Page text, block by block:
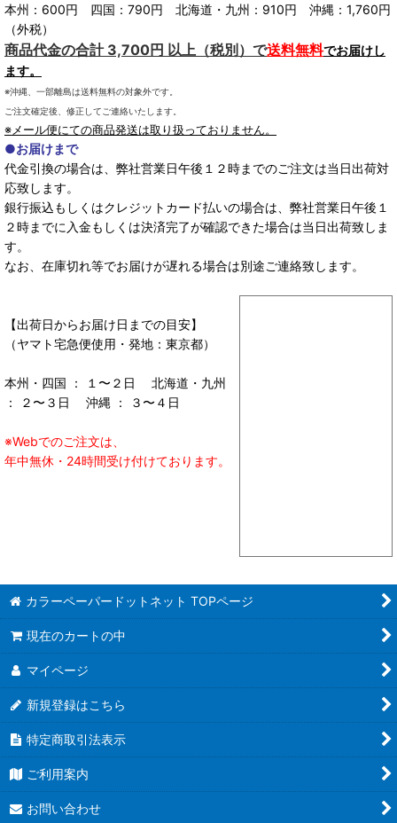
本州：600円 四国：790円 北海道・九州：910円 沖縄：1,760円
（外税）
商品代金の合計 3,700円 以上（税別）で送料無料でお届けし
ます。
※沖縄、一部離島は送料無料の対象外です。
ご注文確定後、修正してご連絡いたします。
※メール便にての商品発送は取り扱っておりません。
●お届けまで
代金引換の場合は、弊社営業日午後１２時までのご注文は当日出荷対
応致します。
銀行振込もしくはクレジットカード払いの場合は、弊社営業日午後１
２時までに入金もしくは決済完了が確認できた場合は当日出荷致しま
す。
なお、在庫切れ等でお届けが遅れる場合は別途ご連絡致します。
【出荷日からお届け日までの目安】
（ヤマト宅急便使用・発地：東京都）
本州・四国 ： １〜２日 北海道・九州
： ２〜３日 沖縄 ： ３〜４日
※Webでのご注文は、
年中無休・24時間受け付けております。
カラーペーパードットネット TOPページ
現在のカートの中
マイページ
新規登録はこちら
特定商取引法表示
ご利用案内
お問い合わせ